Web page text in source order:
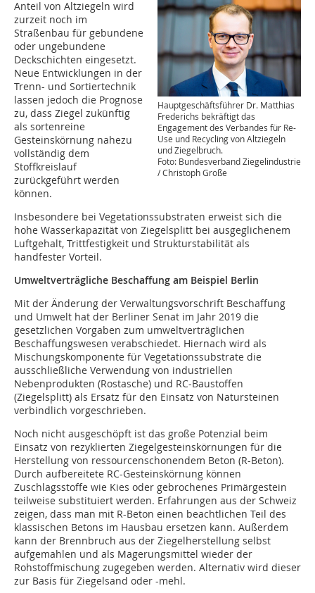
Hauptgeschäftsführer Dr. Matthias
Frederichs bekräftigt das
Engagement des Verbandes für Re-
Use und Recycling von Altziegeln
und Ziegelbruch.
Foto: Bundesverband Ziegelindustrie
/ Christoph Große
Anteil von Altziegeln wird
zurzeit noch im
Straßenbau für gebundene
oder ungebundene
Deckschichten eingesetzt.
Neue Entwicklungen in der
Trenn- und Sortiertechnik
lassen jedoch die Prognose
zu, dass Ziegel zukünftig
als sortenreine
Gesteinskörnung nahezu
vollständig dem
Stoffkreislauf
zurückgeführt werden
können.
Insbesondere bei Vegetationssubstraten erweist sich die
hohe Wasserkapazität von Ziegelsplitt bei ausgeglichenem
Luftgehalt, Trittfestigkeit und Strukturstabilität als
handfester Vorteil.
Umweltverträgliche Beschaffung am Beispiel Berlin
Mit der Änderung der Verwaltungsvorschrift Beschaffung
und Umwelt hat der Berliner Senat im Jahr 2019 die
gesetzlichen Vorgaben zum umweltverträglichen
Beschaffungswesen verabschiedet. Hiernach wird als
Mischungskomponente für Vegetationssubstrate die
ausschließliche Verwendung von industriellen
Nebenprodukten (Rostasche) und RC-Baustoffen
(Ziegelsplitt) als Ersatz für den Einsatz von Natursteinen
verbindlich vorgeschrieben.
Noch nicht ausgeschöpft ist das große Potenzial beim
Einsatz von rezyklierten Ziegelgesteinskörnungen für die
Herstellung von ressourcenschonendem Beton (R-Beton).
Durch aufbereitete RC-Gesteinskörnung können
Zuschlagsstoffe wie Kies oder gebrochenes Primärgestein
teilweise substituiert werden. Erfahrungen aus der Schweiz
zeigen, dass man mit R-Beton einen beachtlichen Teil des
klassischen Betons im Hausbau ersetzen kann. Außerdem
kann der Brennbruch aus der Ziegelherstellung selbst
aufgemahlen und als Magerungsmittel wieder der
Rohstoffmischung zugegeben werden. Alternativ wird dieser
zur Basis für Ziegelsand oder -mehl.